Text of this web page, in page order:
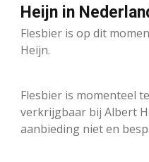
Heijn in
Flesbier is op dit
Heijn.
Flesbier is momenteel
verkrijgbaar bij Albert
aanbieding niet en